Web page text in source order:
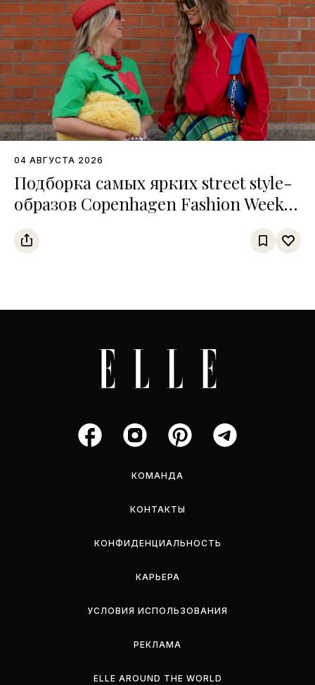
04 АВГУСТА 2026
Подборка самых ярких street style-
образов Copenhagen Fashion Week
SS27
КОМАНДА
КОНТАКТЫ
КОНФИДЕНЦИАЛЬНОСТЬ
КАРЬЕРА
УСЛОВИЯ ИСПОЛЬЗОВАНИЯ
РЕКЛАМА
ELLE AROUND THE WORLD